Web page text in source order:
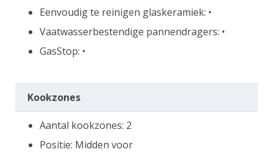
Eenvoudig te reinigen glaskeramiek: •
Vaatwasserbestendige pannendragers: •
GasStop: •
Kookzones
Aantal kookzones: 2
Positie: Midden voor